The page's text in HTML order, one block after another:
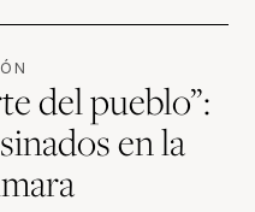
del pueblo”:
en la